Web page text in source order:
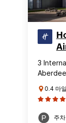
3
0.4 마
주차